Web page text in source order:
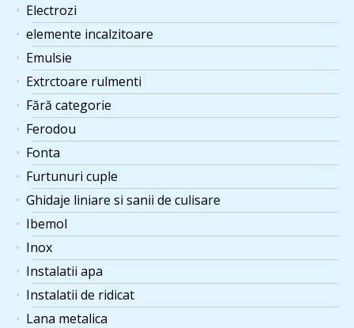
Electrozi
elemente incalzitoare
Emulsie
Extrctoare rulmenti
Fără categorie
Ferodou
Fonta
Furtunuri cuple
Ghidaje liniare si sanii de culisare
Ibemol
Inox
Instalatii apa
Instalatii de ridicat
Lana metalica